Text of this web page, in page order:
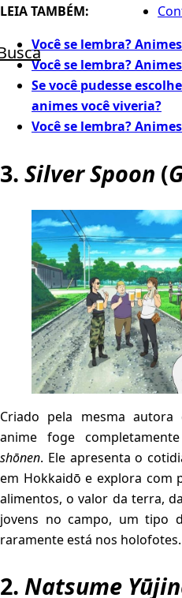
LEIA TAMBÉM:
Você se lembra?
Você se lembra?
Se você pudesse
animes você viveria?
Você se lembra?
3. Silver Spoon (
Criado pela mesma
anime foge
shōnen. Ele apresenta o
em Hokkaidō e explora com
alimentos, o valor da terra,
jovens no campo, um tipo
raramente está nos holofotes.
2. Natsume